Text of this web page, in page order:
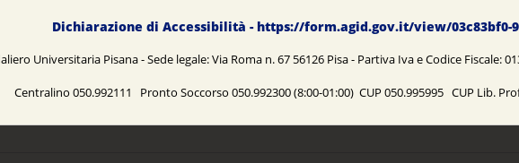
Dichiarazione di Accessibilità - https://form.agid.gov.it/view/03c83bf0-
Universitaria Pisana - Sede legale: Via Roma n. 67 56126 Pisa - Partiva Iva e Codice Fiscale:
Centralino 050.992111 Pronto Soccorso 050.992300 (8:00-01:00) CUP 050.995995 CUP Lib.